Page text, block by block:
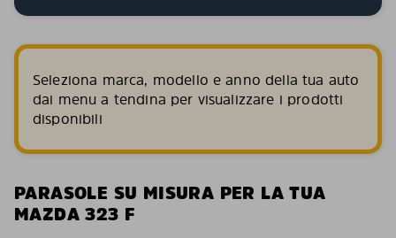
Seleziona marca, modello e anno della tua auto
dai menu a tendina per visualizzare i prodotti
disponibili
PARASOLE SU MISURA PER LA TUA
MAZDA 323 F